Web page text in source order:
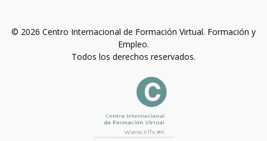
© 2026 Centro Internacional de Formación Virtual. Formación y
Empleo.
Todos los derechos reservados.